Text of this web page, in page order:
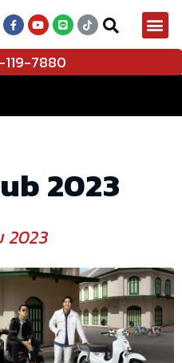
7880
2023
2023